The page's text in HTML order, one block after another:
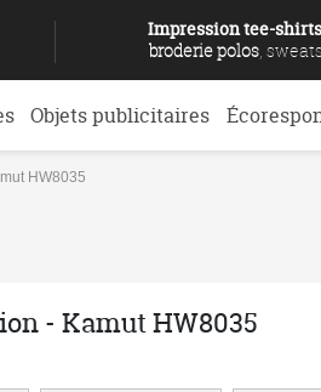
Impression tee-
broderie polos ,
Objets publicitaires
HW8035
- Kamut HW8035